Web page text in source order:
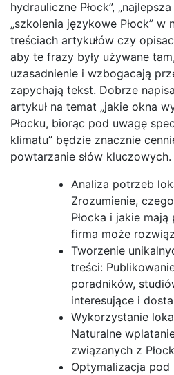
hydrauliczne Płock”,
„szkolenia językowe Płock” w
treściach artykułów czy
aby te frazy były używane
uzasadnienie i wzbogacają
zapychają tekst. Dobrze
artykuł na temat „jakie okna
Płocku, biorąc pod uwagę
klimatu” będzie znacznie
powtarzanie słów kluczowych.
Analiza potrzeb
Zrozumienie,
Płocka i jakie
firma może
Tworzenie
treści:
poradników,
interesujące i
Wykorzystanie
Naturalne
związanych z
Optymalizacja